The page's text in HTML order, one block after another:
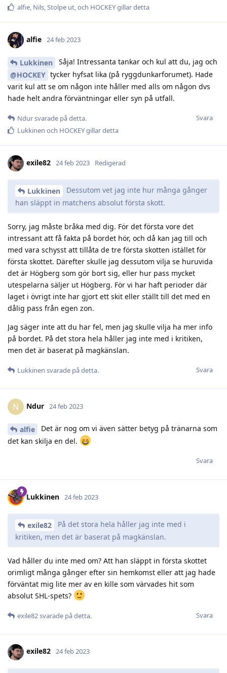
alfie, Nils,Stolpe ut, och HOCKEYgillar detta
alfie 24 feb 2023
Lukkinen
Såja! Intressanta tankar och kul att du, jag och
@HOCKEY tycker hyfsat lika (på ryggdunkarforumet). Hade
varit kul att se om någon inte håller med alls om någon dvs
hade helt andra förväntningar eller syn på utfall.
Svara
Ndursvarade på detta.
Lukkinen och HOCKEYgillar detta
exile82 24 feb 2023 Redigerad
Lukkinen
Dessutom vet jag inte hur många gånger
han släppt in matchens absolut första skott.
Sorry, jag måste bråka med dig. För det första vore det
intressant att få fakta på bordet hör, och då kan jag till och
med vara schysst att tillåta de tre första skotten istället för
första skottet. Därefter skulle jag dessutom vilja se huruvida
det är Högberg som gör bort sig, eller hur pass mycket
utespelarna säljer ut Högberg. För vi har haft perioder där
laget i övrigt inte har gjort ett skit eller ställt till det med en
dålig pass från egen zon.
Jag säger inte att du har fel, men jag skulle vilja ha mer info
på bordet. På det stora hela håller jag inte med i kritiken,
men det är baserat på magkänslan.
Svara
Lukkinen svarade på detta.
N Ndur 24 feb 2023
alfie
Det är nog om vi även sätter betyg på tränarna som
det kan skilja en del.
Svara
Lukkinen 24 feb 2023
exile82
På det stora hela håller jag inte med i
kritiken, men det är baserat på magkänslan.
Vad håller du inte med om? Att han släppt in första skottet
orimligt många gånger efter sin hemkomst eller att jag hade
förväntat mig lite mer av en kille som värvades hit som
absolut SHL-spets?
Svara
exile82svarade på detta.
exile82 24 feb 2023